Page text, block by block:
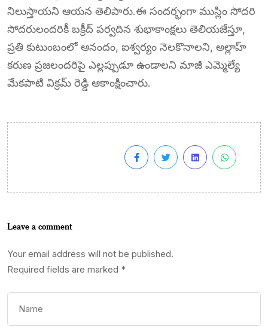
నిలుస్తాయని ఆయన తెలిపారు.ఈ సందర్భంగా ముస్లిం సోదరి
సోదరులందరికీ బక్రీద్ పర్వదిన శుభాకాంక్షలు తెలియజేస్తూ,
ప్రతి కుటుంబంలో ఆనందం, ఐశ్వర్యం నెలకొనాలని, అల్లాహ్
కరుణ ప్రజలందరిపై ఎల్లప్పుడూ ఉండాలని మాజీ ఎమ్మెల్యే
మేకపాటి విక్రమ్ రెడ్డి ఆకాంక్షించారు.
Leave a comment
Your email address will not be published.
Required fields are marked *